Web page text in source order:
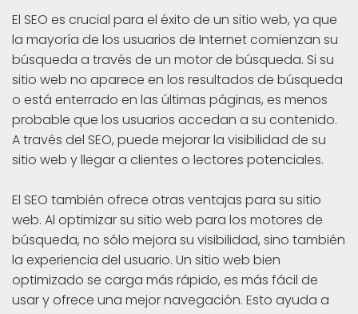
El SEO es crucial para el éxito de un sitio web, ya que
la mayoría de los usuarios de Internet comienzan su
búsqueda a través de un motor de búsqueda. Si su
sitio web no aparece en los resultados de búsqueda
o está enterrado en las últimas páginas, es menos
probable que los usuarios accedan a su contenido.
A través del SEO, puede mejorar la visibilidad de su
sitio web y llegar a clientes o lectores potenciales.
El SEO también ofrece otras ventajas para su sitio
web. Al optimizar su sitio web para los motores de
búsqueda, no sólo mejora su visibilidad, sino también
la experiencia del usuario. Un sitio web bien
optimizado se carga más rápido, es más fácil de
usar y ofrece una mejor navegación. Esto ayuda a